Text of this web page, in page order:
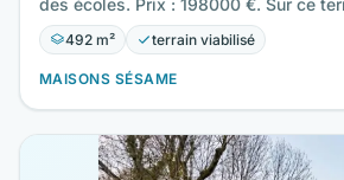
des écoles. Prix : 198000 €. Sur ce
492 m² terrain viabilisé
MAISONS SÉSAME